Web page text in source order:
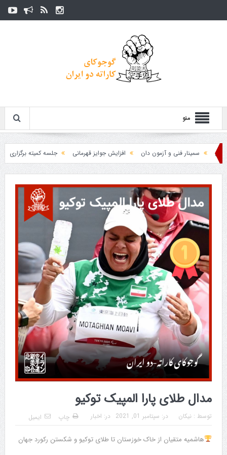
منو
سمینار فنی و آزمون دان افزایش جوایز قهرمانی جلسه کمیته برگزاری جام پارس
مدال طلای پارا المپیک توکیو
توسط : نیکان در: سپتامبر 01, 2021 در: اخبار چاپ ایمیل
هاشمیه متقیان از خاک خوزستان تا طلای توکیو و شکستن رکورد جهان